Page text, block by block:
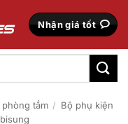
Nhận giá tốt
tắm / Bộ phụ kiện